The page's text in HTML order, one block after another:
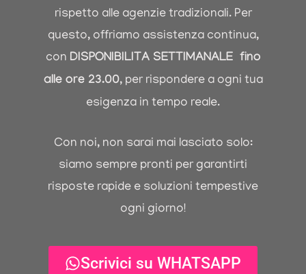
rispetto alle agenzie tradizionali. Per
questo, offriamo assistenza continua,
con DISPONIBILITASETTIMANALE fino
alle ore 23.00, per rispondere a ogni tua
esigenza in tempo reale.
Con noi, non sarai mai lasciato solo:
siamo sempre pronti per garantirti
risposte rapide e soluzioni tempestive
ogni giorno!
Scrivici su WHATSAPP